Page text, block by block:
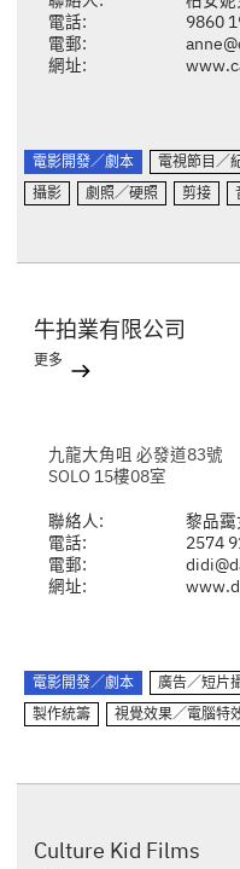
電話:
9860
電郵:
網址:
電影開發／劇本 電視節目／
攝影
劇照／硬照 剪接
牛拍業有限公司
更多
九龍大角咀 必發道83號
SOLO 15樓08室
聯絡人:
黎品靄
電話:
2574
電郵:
網址:
電影開發／劇本 廣告／短片
製作統籌
視覺效果／電腦特
Culture Kid Films